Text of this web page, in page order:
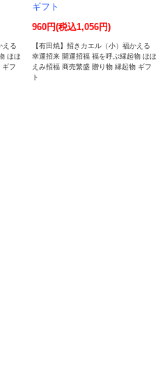
える
ほほ
ギフ
ギフト
960円(税込1,056円)
【有田焼】招きカエル（小）福かえる
幸運招来 開運招福 福を呼ぶ縁起物 ほほ
えみ招福 商売繁盛 贈り物 縁起物 ギフ
ト